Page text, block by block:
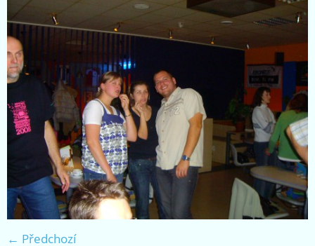
← Předchozí